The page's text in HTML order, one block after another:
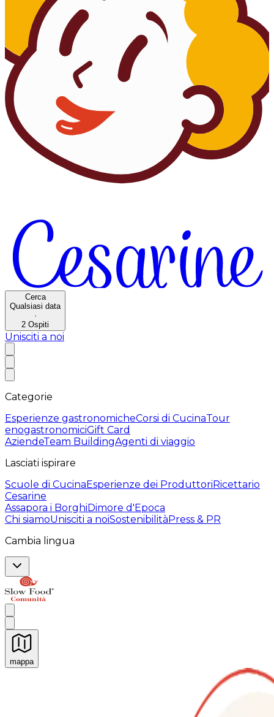
Cerca
Qualsiasi data
·
2 Ospiti
Unisciti a noi
Categorie
Esperienze gastronomicheCorsi di CucinaTour
enogastronomiciGift Card
AziendeTeam BuildingAgenti di viaggio
Lasciati ispirare
Scuole di CucinaEsperienze dei ProduttoriRicettario
Cesarine
Assapora i BorghiDimore d'Epoca
Chi siamoUnisciti a noiSostenibilitàPress & PR
Cambia lingua
mappa
Esperienze culinarie indimenticabili: Esperienze